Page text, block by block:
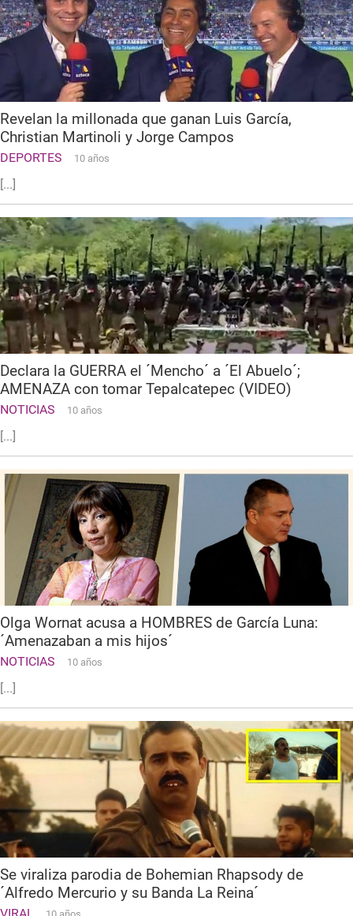
Revelan la millonada que ganan Luis García,
Christian Martinoli y Jorge Campos
DEPORTES 10 años
[...]
Declara la GUERRA el ´Mencho´ a ´El Abuelo´;
AMENAZA con tomar Tepalcatepec (VIDEO)
NOTICIAS 10 años
[...]
Olga Wornat acusa a HOMBRES de García Luna:
´Amenazaban a mis hijos´
NOTICIAS 10 años
[...]
Se viraliza parodia de Bohemian Rhapsody de
´Alfredo Mercurio y su Banda La Reina´